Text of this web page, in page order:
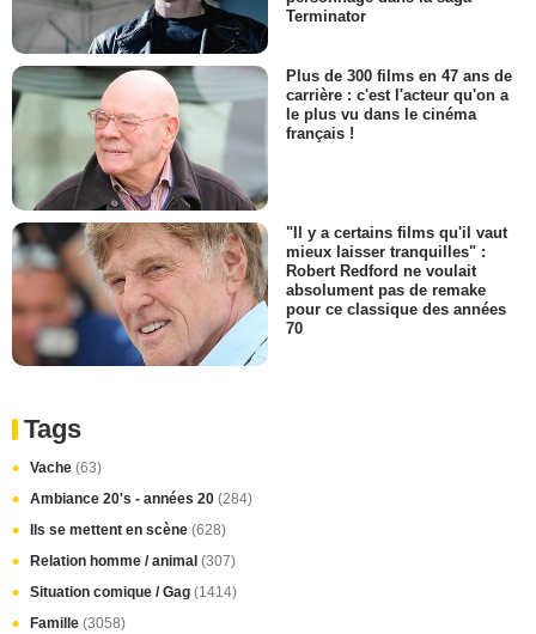
Terminator
Plus de 300 films en 47 ans de
carrière : c'est l'acteur qu'on a
le plus vu dans le cinéma
français !
"Il y a certains films qu'il vaut
mieux laisser tranquilles" :
Robert Redford ne voulait
absolument pas de remake
pour ce classique des années
70
Tags
Vache (63)
Ambiance 20's - années 20 (284)
Ils se mettent en scène (628)
Relation homme / animal (307)
Situation comique / Gag (1414)
Famille (3058)